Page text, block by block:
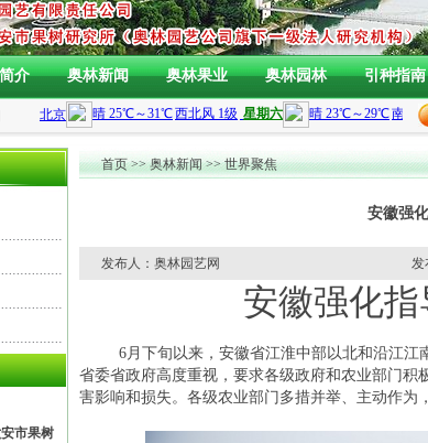
介 奥林新闻 奥林果业 奥林园林 引种指南
市果树
首页 >>奥林新闻 >>世界聚焦
安徽强
发布人：奥林园艺网 发
安徽强化
6月下旬以来，安徽省江淮中部以北和沿江江南
省委省政府高度重视，要求各级政府和农业部门
害影响和损失。各级农业部门多措并举、主动作为